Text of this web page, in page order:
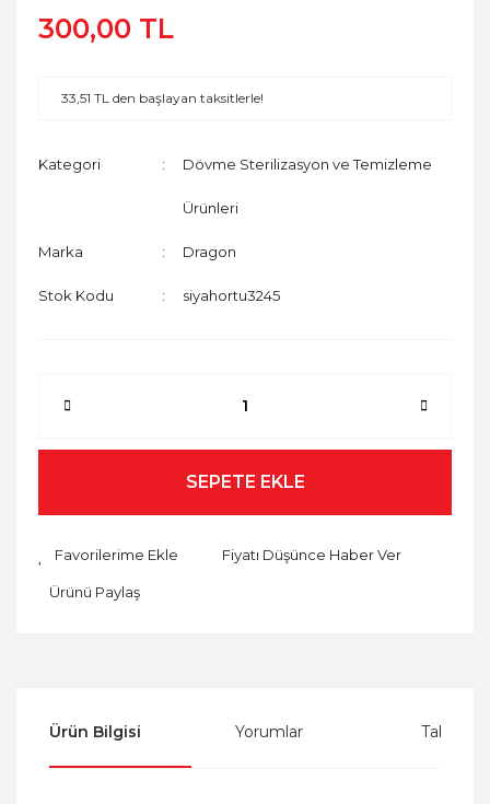
300,00 TL
33,51 TL den başlayan taksitlerle!
Kategori Dövme Sterilizasyon ve Temizleme
Ürünleri
Marka Dragon
Stok Kodu siyahortu3245
SEPETE EKLE
Fiyatı Düşünce Haber Ver
Ürünü Paylaş
Ürün Bilgisi Yorumlar Taksit